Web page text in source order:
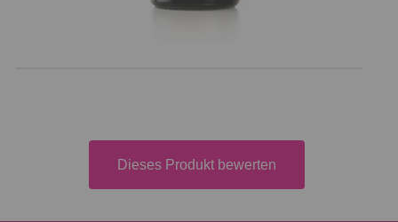
Dieses Produkt bewerten